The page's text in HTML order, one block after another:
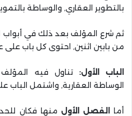
بالتطوير العقاري, والوساطة
ثم شرع المؤلف بعد ذلك في أبواب
من بابين اثنين, احتوى كل باب
الباب الأول: تناول فيه المؤلف
الوساطة العقارية, واشتمل الباب
أما الفصل الأول منها فكان